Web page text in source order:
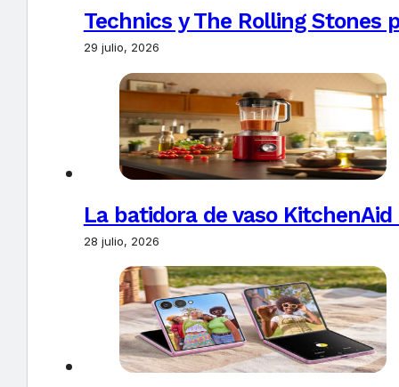
Technics y The Rolling Stones
29 julio, 2026
La batidora de vaso
28 julio, 2026